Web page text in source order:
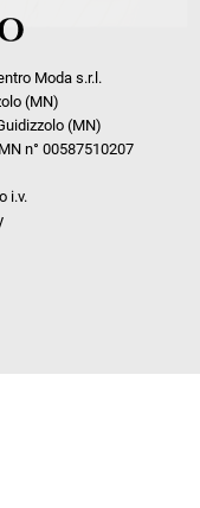
Moda s.r.l.
(MN)
(MN)
n° 00587510207
i.v.